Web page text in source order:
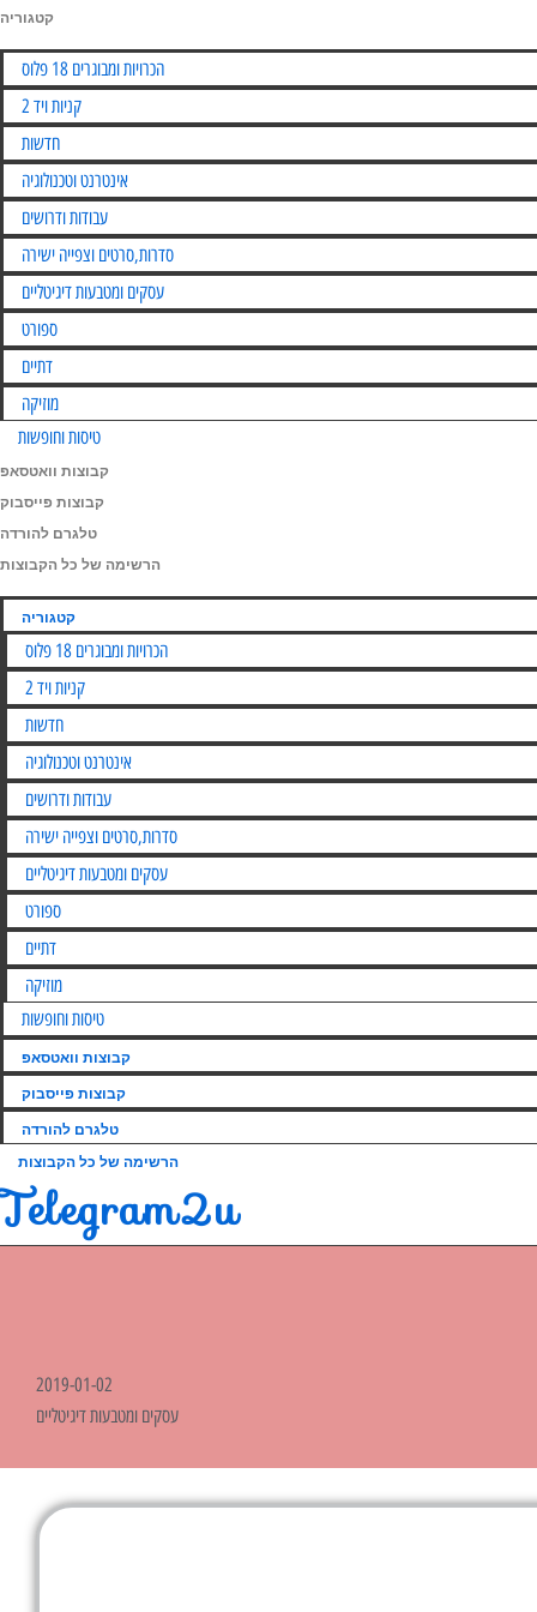
Skip
to
content
קטגוריה
הכרויות ומבוגרים 18 פלוס
קניות ויד 2
חדשות
אינטרנט וטכנולוגיה
עבודות ודרושים
סדרות,סרטים וצפייה ישירה
עסקים ומטבעות דיגיטליים
ספורט
דתיים
מוזיקה
טיסות וחופשות
קבוצות וואטסאפ
קבוצות פייסבוק
טלגרם להורדה
הרשימה של כל הקבוצות
קטגוריה
הכרויות ומבוגרים 18 פלוס
קניות ויד 2
חדשות
אינטרנט וטכנולוגיה
עבודות ודרושים
סדרות,סרטים וצפייה ישירה
עסקים ומטבעות דיגיטליים
ספורט
דתיים
מוזיקה
טיסות וחופשות
קבוצות וואטסאפ
קבוצות פייסבוק
טלגרם להורדה
הרשימה של כל הקבוצות
Telegram2u
2019-01-02
עסקים ומטבעות דיגיטליים